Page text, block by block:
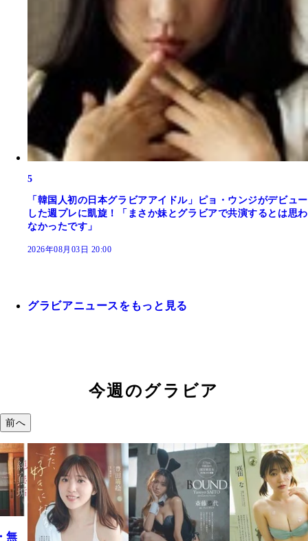
5
「韓国人初の日本グラビアアイドル」ピョ・ウンジがデビュー
した週プレに凱旋！「まさか妹とグラビアで共演するとは思わ
なかったです」
2026年08月03日 20:00
グラビアニュースをもっと見る
今週のグラビア
前へ